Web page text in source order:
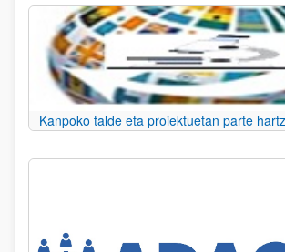
Kanpoko talde eta proiektuetan parte